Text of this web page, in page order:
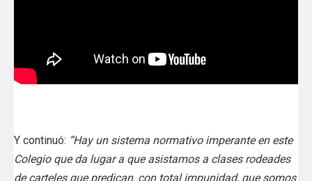
Y continuó: “Hay un sistema normativo imperante en este
Colegio que da lugar a que asistamos a clases rodeades
de carteles que predican, con total impunidad, que somos